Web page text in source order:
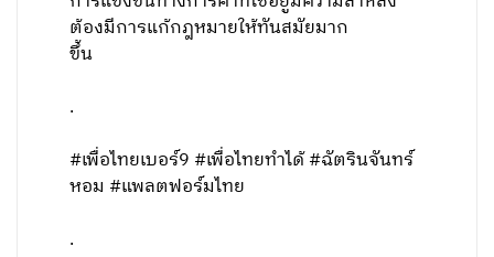
ต้องมีการแก้กฎหมายให้ทันสมัยมาก
ขึ้น
.
#เพื่อไทยเบอร์9 #เพื่อไทยทำได้ #ฉัตรินจันทร์
หอม #แพลตฟอร์มไทย
.